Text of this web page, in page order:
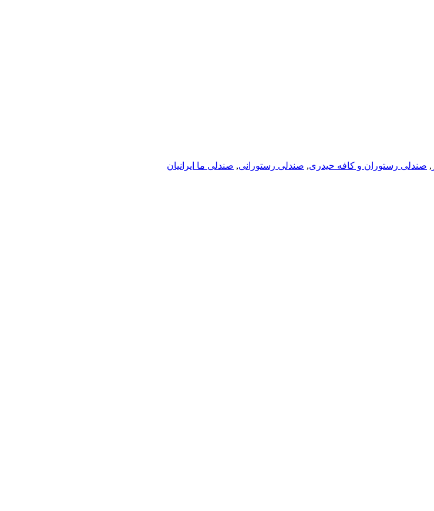
, صندلی رستوران و کافه حیدری, صندلی رستورانی, صندلی ما ایرانیان